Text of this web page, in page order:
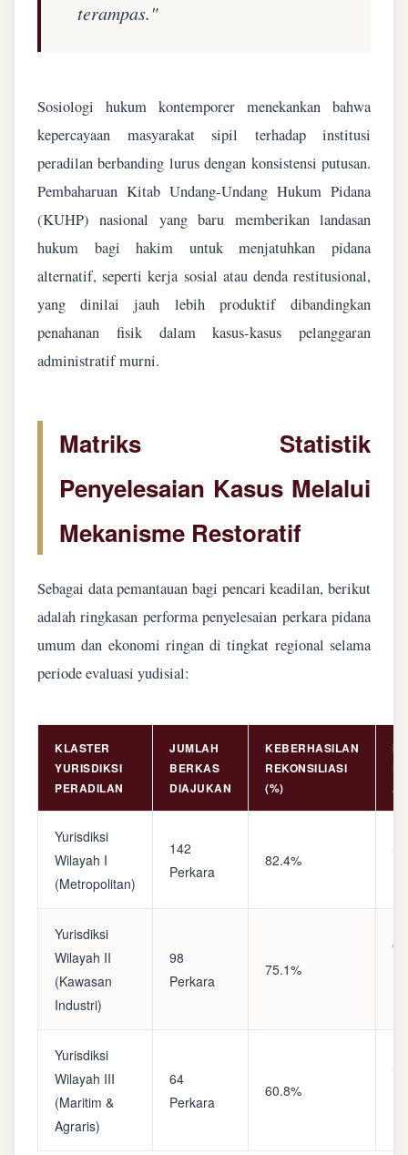
terampas."
Sosiologi hukum kontemporer menekankan bahwa
kepercayaan masyarakat sipil terhadap institusi
peradilan berbanding lurus dengan konsistensi putusan.
Pembaharuan Kitab Undang-Undang Hukum Pidana
(KUHP) nasional yang baru memberikan landasan
hukum bagi hakim untuk menjatuhkan pidana
alternatif, seperti kerja sosial atau denda restitusional,
yang dinilai jauh lebih produktif dibandingkan
penahanan fisik dalam kasus-kasus pelanggaran
administratif murni.
Matriks Statistik
Penyelesaian Kasus Melalui
Mekanisme Restoratif
Sebagai data pemantauan bagi pencari keadilan, berikut
adalah ringkasan performa penyelesaian perkara pidana
umum dan ekonomi ringan di tingkat regional selama
periode evaluasi yudisial:
KLASTER
YURISDIKSI
PERADILAN
JUMLAH
BERKAS
DIAJUKAN
KEBERHASILAN
REKONSILIASI
(%)
Yurisdiksi
Wilayah I
(Metropolitan)
142
Perkara
82.4%
Yurisdiksi
Wilayah II
(Kawasan
Industri)
98
Perkara
75.1%
Yurisdiksi
Wilayah III
(Maritim &
Agraris)
64
Perkara
60.8%